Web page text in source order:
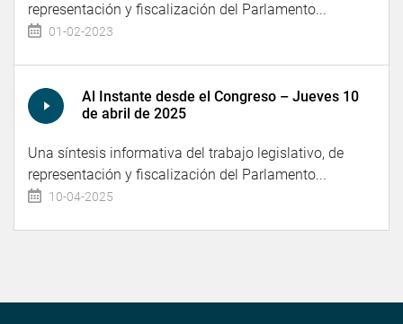
representación y fiscalización del Parlamento...
01-02-2023
Al Instante desde el Congreso – Jueves 10
de abril de 2025
Una síntesis informativa del trabajo legislativo, de
representación y fiscalización del Parlamento...
10-04-2025